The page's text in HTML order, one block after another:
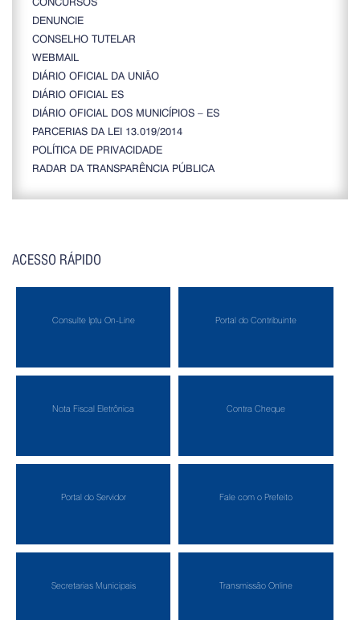
DENUNCIE
CONSELHO TUTELAR
WEBMAIL
DIÁRIO OFICIAL DA UNIÃO
DIÁRIO OFICIAL ES
DIÁRIO OFICIAL DOS MUNICÍPIOS – ES
PARCERIAS DA LEI 13.019/2014
POLÍTICA DE PRIVACIDADE
RADAR DA TRANSPARÊNCIA PÚBLICA
ACESSO RÁPIDO
Consulte Iptu On-Line Portal do Contribuinte
Nota Fiscal Eletrônica Contra Cheque
Portal do Servidor Fale com o Prefeito
Secretarias Municipais Transmissão Online